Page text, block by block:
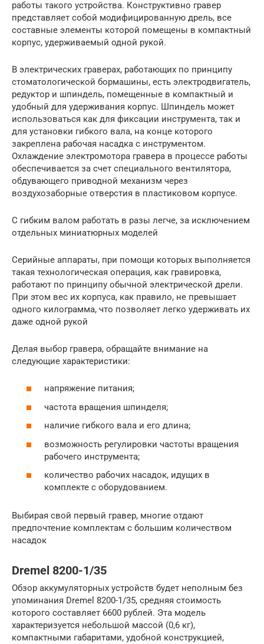
работы такого устройства. Конструктивно гравер
представляет собой модифицированную дрель, все
составные элементы которой помещены в компактный
корпус, удерживаемый одной рукой.
В электрических граверах, работающих по принципу
стоматологической бормашины, есть электродвигатель,
редуктор и шпиндель, помещенные в компактный и
удобный для удерживания корпус. Шпиндель может
использоваться как для фиксации инструмента, так и
для установки гибкого вала, на конце которого
закреплена рабочая насадка с инструментом.
Охлаждение электромотора гравера в процессе работы
обеспечивается за счет специального вентилятора,
обдувающего приводной механизм через
воздухозаборные отверстия в пластиковом корпусе.
С гибким валом работать в разы легче, за исключением
отдельных миниатюрных моделей
Серийные аппараты, при помощи которых выполняется
такая технологическая операция, как гравировка,
работают по принципу обычной электрической дрели.
При этом вес их корпуса, как правило, не превышает
одного килограмма, что позволяет легко удерживать их
даже одной рукой
Делая выбор гравера, обращайте внимание на
следующие характеристики:
напряжение питания;
частота вращения шпинделя;
наличие гибкого вала и его длина;
возможность регулировки частоты вращения
рабочего инструмента;
количество рабочих насадок, идущих в
комплекте с оборудованием.
Выбирая свой первый гравер, многие отдают
предпочтение комплектам с большим количеством
насадок
Dremel 8200-1/35
Обзор аккумуляторных устройств будет неполным без
упоминания Dremel 8200-1/35, средняя стоимость
которого составляет 6600 рублей. Эта модель
характеризуется небольшой массой (0,6 кг),
компактными габаритами, удобной конструкцией,